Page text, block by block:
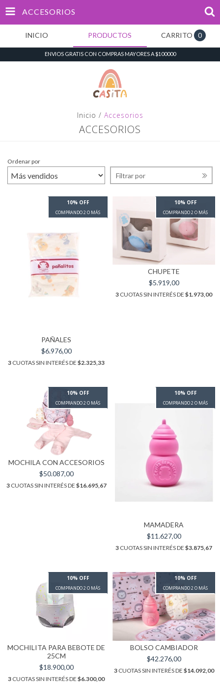
ACCESORIOS
INICIO PRODUCTOS CARRITO 0
ENVIOS GRATIS CON COMPRAS MAYORES A $100000
Inicio / Accesorios
ACCESORIOS
Ordenar por
Filtrar por
10% OFF
COMPRANDO 2 O MÁS
PAÑALES
$6.976,00
3 CUOTAS SIN INTERÉS DE $2.325,33
10% OFF
COMPRANDO 2 O MÁS
CHUPETE
$5.919,00
3 CUOTAS SIN INTERÉS DE $1.973,00
10% OFF
COMPRANDO 2 O MÁS
MOCHILA CON ACCESORIOS
$50.087,00
3CUOTAS SIN INTERÉS DE $16.695,67
10% OFF
COMPRANDO 2 O MÁS
MAMADERA
$11.627,00
3 CUOTAS SIN INTERÉS DE $3.875,67
10% OFF
COMPRANDO 2 O MÁS
MOCHILITA PARA BEBOTE DE
25CM
$18.900,00
3 CUOTAS SIN INTERÉS DE $6.300,00
10% OFF
COMPRANDO 2 O MÁS
BOLSO CAMBIADOR
$42.276,00
3CUOTAS SIN INTERÉS DE $14.092,00